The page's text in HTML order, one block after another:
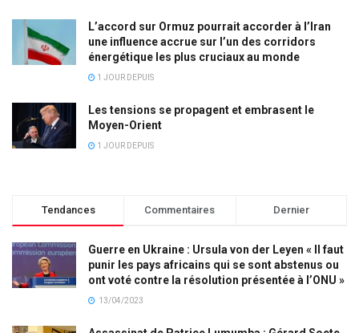
L’accord sur Ormuz pourrait accorder à l’Iran
une influence accrue sur l’un des corridors
énergétique les plus cruciaux au monde
1 JOUR DEPUIS
Les tensions se propagent et embrasent le
Moyen-Orient
1 JOUR DEPUIS
Tendances Commentaires Dernier
Guerre en Ukraine : Ursula von der Leyen « Il faut
punir les pays africains qui se sont abstenus ou
ont voté contre la résolution présentée à l’ONU »
13/04/2023